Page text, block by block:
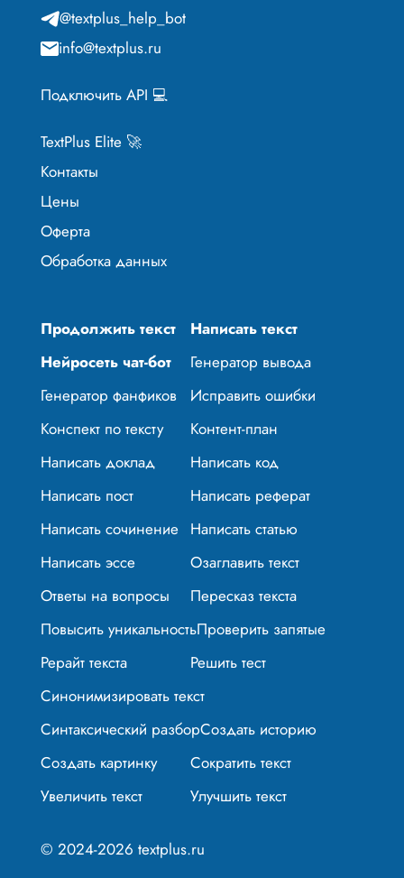
@textplus_help_bot
info@textplus.ru
Подключить API 💻
TextPlus Elite 🚀
Контакты
Цены
Оферта
Обработка данных
Продолжить текст
Написать текст
Нейросеть чат-бот
Генератор вывода
Генератор фанфиков
Исправить ошибки
Конспект по тексту
Контент-план
Написать доклад
Написать код
Написать пост
Написать реферат
Написать сочинение Написать статью
Написать эссе
Озаглавить текст
Ответы на вопросы
Пересказ текста
Повысить уникальностьПроверить запятые
Рерайт текста
Решить тест
Синонимизировать текст
Синтаксический разборСоздать историю
Создать картинку
Сократить текст
Увеличить текст
Улучшить текст
© 2024-2026 textplus.ru